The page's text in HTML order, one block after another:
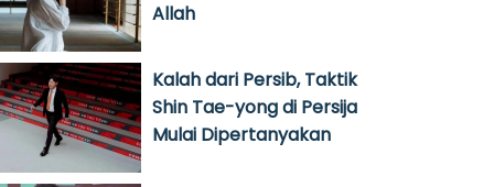
Allah
Kalah dari Persib, Taktik
Shin Tae-yong di Persija
Mulai Dipertanyakan